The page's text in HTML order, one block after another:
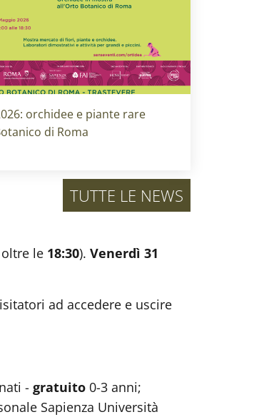
:
orchidee e piante rare
di Roma
TUTTE LE NEWS
le 18:30). Venerdì 31
ad accedere e uscire
- gratuito 0-3 anni;
Sapienza Università